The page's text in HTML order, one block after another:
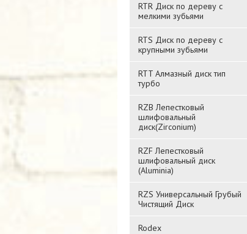
RTR Диск по дереву с
мелкими зубьями
RTS Диск по дереву с
крупными зубьями
RTT Алмазный диск тип
турбо
RZB Лепестковый
шлифовальный
диск(Zirconium)
RZF Лепестковый
шлифовальный диск
(Aluminia)
RZS Универсальный Грубый
Чистящий Диск
Rodex